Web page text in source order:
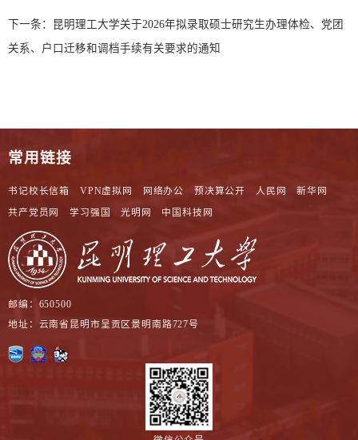
下一条：
昆明理工大学关于2026年拟录取硕士研究生办理体检、党团
关系、户口迁移和调档手续有关要求的通知
常用链接
书记校长信箱 VPN虚拟网 网络办公 预决算公开 人民网
新华网
共产党员网
学习强国 光明网 中国科技网
邮编：650500
地址：云南省昆明市呈贡区景明南路727号